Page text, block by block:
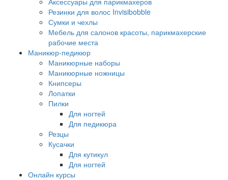
Резинки для волос Invisibobble
Сумки и чехлы
Мебель для салонов красоты, парикмахерские
рабочие места
Маникюр-педикюр
Маникюрные наборы
Маникюрные ножницы
Книпсеры
Лопатки
Пилки
Для ногтей
Для педикюра
Резцы
Кусачки
Для кутикул
Для ногтей
Онлайн курсы